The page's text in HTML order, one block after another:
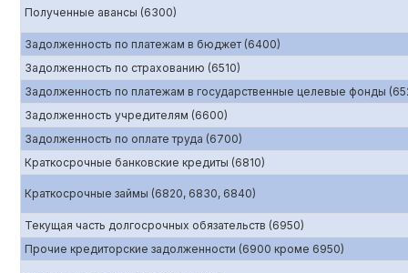
Полученные авансы (6300)
Задолженность по платежам в бюджет (6400)
Задолженность по страхованию (6510)
Задолженность по платежам в государственные целевые фонды
Задолженность учредителям (6600)
Задолженность по оплате труда (6700)
Краткосрочные банковские кредиты (6810)
Краткосрочные займы (6820, 6830, 6840)
Текущая часть долгосрочных обязательств (6950)
Прочие кредиторские задолженности (6900 кроме 6950)